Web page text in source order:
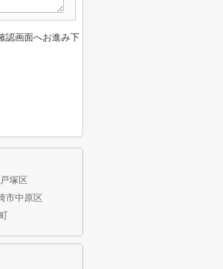
認画面へお進み下
塚区
市中原区